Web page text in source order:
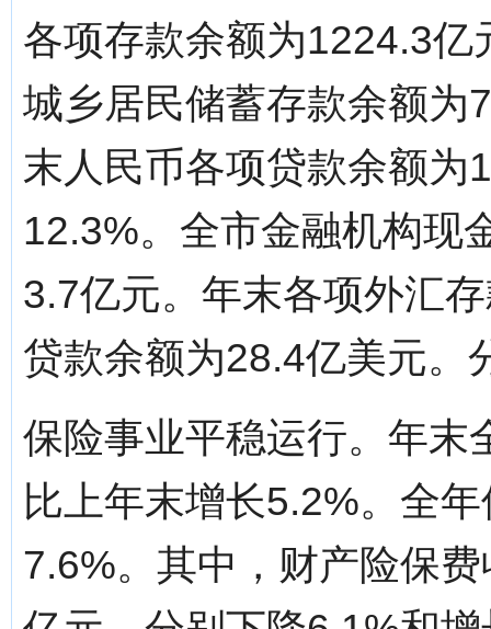
各项存款余额为1224.3
城乡居民储蓄存款余额为
末人民币各项贷款余额为
12.3%。全市金融机构现
3.7亿元。年末各项外汇
贷款余额为28.4亿美元。
保险事业平稳运行。年末
比上年末增长5.2%。全
7.6%。其中，财产险保